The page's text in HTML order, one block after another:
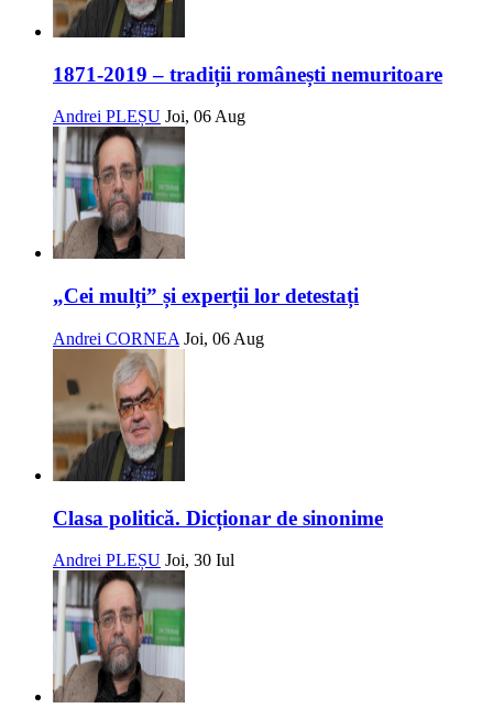
1871-2019 – tradiții românești nemuritoare
Andrei PLEȘU Joi, 06 Aug
„Cei mulți” și experții lor detestați
Andrei CORNEA Joi, 06 Aug
Clasa politică. Dicționar de sinonime
Andrei PLEȘU Joi, 30 Iul